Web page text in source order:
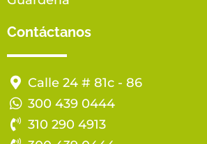
Contáctanos
Calle 24 # 81c - 86
300 439 0444
310 290 4913